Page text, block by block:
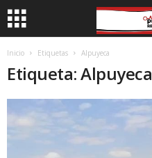
Inicio Etiquetas Alpuyeca
Etiqueta: Alpuyeca